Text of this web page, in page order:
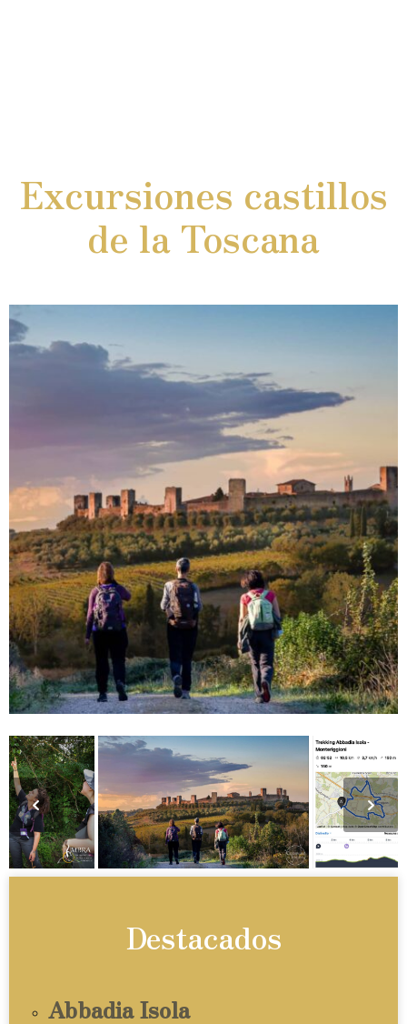
Excursiones castillos
de la Toscana
Destacados
Abbadia Isola